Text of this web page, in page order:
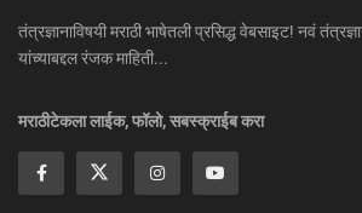
तंत्रज्ञानाविषयी मराठी भाषेतली प्रसिद्ध वेबसाइट! नवं
यांच्याबद्दल रंजक माहिती...
मराठीटेकला लाईक, फॉलो, सबस्क्राईब करा